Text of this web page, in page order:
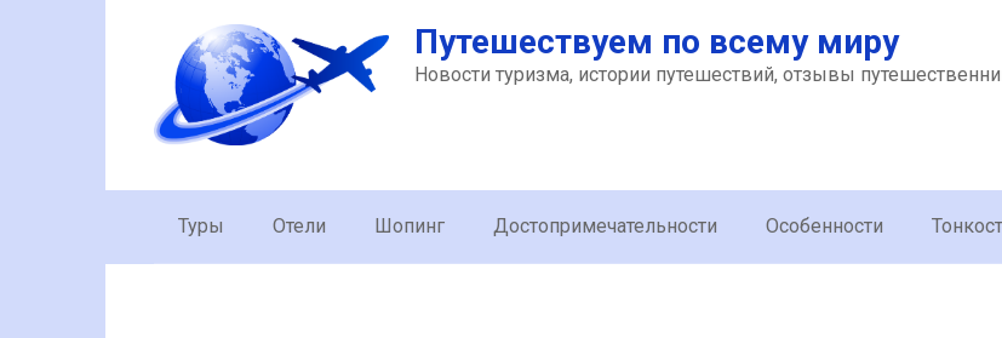
Путешествуем по всему миру
Новости туризма, истории путешествий, отзывы
Туры Отели Шопинг Достопримечательности Особенности